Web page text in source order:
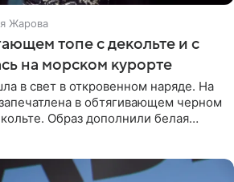
Жарова
топе с декольте и с
на морском курорте
в свет в откровенном наряде. На
в обтягивающем черном
Образ дополнили белая